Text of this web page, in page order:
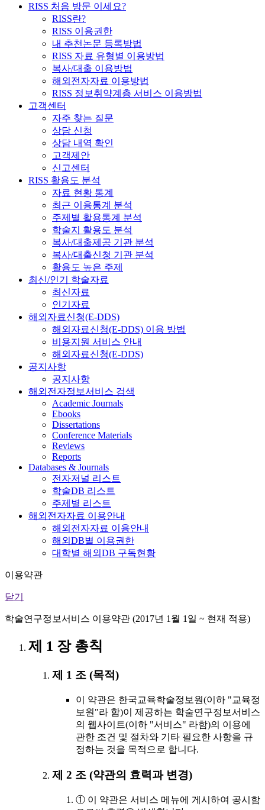
RISS 처음 방문 이세요?
RISS란?
RISS 이용권한
내 추천논문 등록방법
RISS 자료 유형별 이용방법
복사/대출 이용방법
해외전자자료 이용방법
RISS 정보취약계층 서비스 이용방법
고객센터
자주 찾는 질문
상담 신청
상담 내역 확인
고객제안
신고센터
RISS 활용도 분석
자료 현황 통계
최근 이용통계 분석
주제별 활용통계 분석
학술지 활용도 분석
복사/대출제공 기관 분석
복사/대출신청 기관 분석
활용도 높은 주제
최신/인기 학술자료
최신자료
인기자료
해외자료신청(E-DDS)
해외자료신청(E-DDS) 이용 방법
비용지원 서비스 안내
해외자료신청(E-DDS)
공지사항
공지사항
해외전자정보서비스 검색
Academic Journals
Ebooks
Dissertations
Conference Materials
Reviews
Reports
Databases & Journals
전자저널 리스트
학술DB 리스트
주제별 리스트
해외전자자료 이용안내
해외전자자료 이용안내
해외DB별 이용권한
대학별 해외DB 구독현황
이용약관
닫기
학술연구정보서비스 이용약관 (2017년 1월 1일 ~ 현재 적용)
제 1 장 총칙
제 1 조 (목적)
이 약관은 한국교육학술정보원(이하 "교육정
보원"라 함)이 제공하는 학술연구정보서비스
의 웹사이트(이하 "서비스" 라함)의 이용에
관한 조건 및 절차와 기타 필요한 사항을 규
정하는 것을 목적으로 합니다.
제 2 조 (약관의 효력과 변경)
① 이 약관은 서비스 메뉴에 게시하여 공시함